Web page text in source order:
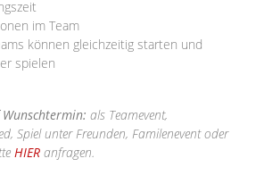
im Team
können gleichzeitig starten und
spielen
als Teamevent,
Spiel unter Freunden, Familenevent oder
HIER anfragen.